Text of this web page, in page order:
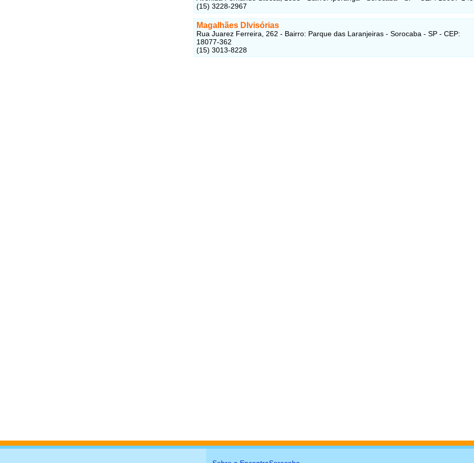
(15) 3228-2967
Magalhães DIvisórias
Rua Juarez Ferreira, 262 - Bairro: Parque das Laranjeiras - Sorocaba - SP - CEP:
18077-362
(15) 3013-8228